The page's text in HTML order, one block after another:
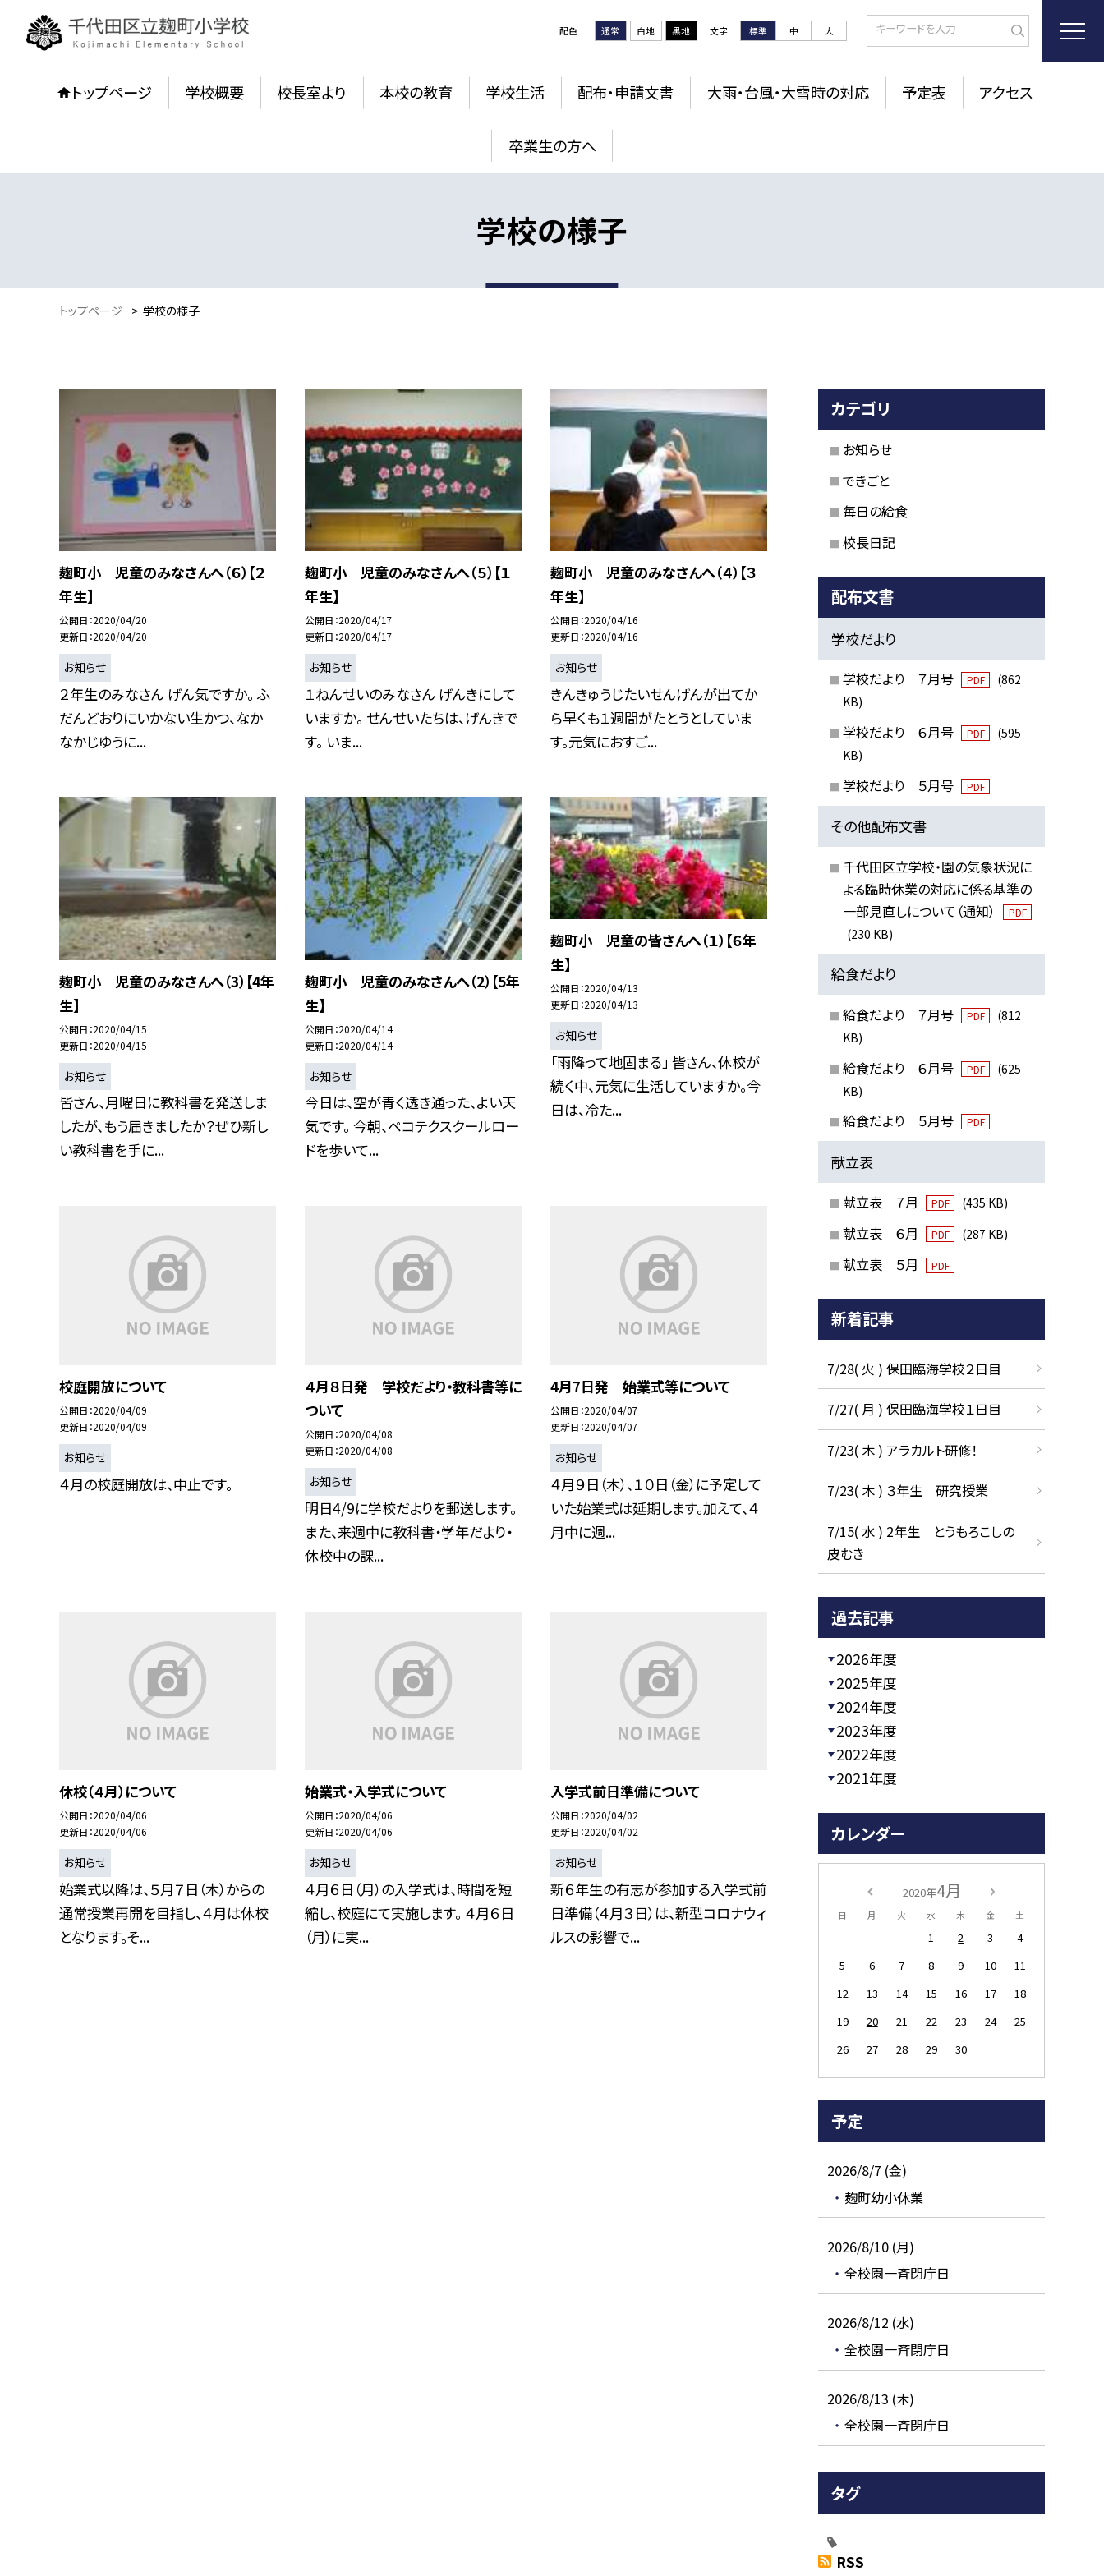
配色 通常 白地 黒地 文字 標準 中 大
トップページ 学校概要 校長室より 本校の教育 学校生活 配布・申請文書 大雨・台風・大雪時の対応 予定表 アクセス
卒業生の方へ
学校の様子
トップページ > 学校の様子
麹町小 児童のみなさんへ（６）【２
年生】
公開日 2020/04/20
更新日 2020/04/20
お知らせ
２年生のみなさん げん気ですか。 ふ
だんどおりにいかない生かつ、なか
なかじゆうに...
麹町小 児童のみなさんへ（５）【１
年生】
公開日 2020/04/17
更新日 2020/04/17
お知らせ
１ねんせいのみなさん げんきにして
いますか。 せんせいたちは、げんきで
す。 いま...
麹町小 児童のみなさんへ（４）【３
年生】
公開日 2020/04/16
更新日 2020/04/16
お知らせ
きんきゅうじたいせんげんが出てか
ら早くも１週間がたとうとしていま
す。元気におすご...
麹町小 児童のみなさんへ（3）【4年
生】
公開日 2020/04/15
更新日 2020/04/15
お知らせ
皆さん、月曜日に教科書を発送しま
したが、もう届きましたか？ぜひ新し
い教科書を手に...
麹町小 児童のみなさんへ（2）【5年
生】
公開日 2020/04/14
更新日 2020/04/14
お知らせ
今日は、空が青く透き通った、よい天
気です。 今朝、ペコテクスクールロー
ドを歩いて...
麹町小 児童の皆さんへ（１）【６年
生】
公開日 2020/04/13
更新日 2020/04/13
お知らせ
「雨降って地固まる」 皆さん、休校が
続く中、元気に生活していますか。今
日は、冷た...
校庭開放について
公開日 2020/04/09
更新日 2020/04/09
お知らせ
４月の校庭開放は、中止です。
４月８日発 学校だより・教科書等に
ついて
公開日 2020/04/08
更新日 2020/04/08
お知らせ
明日4/9に学校だよりを郵送します。
また、来週中に教科書・学年だより・
休校中の課...
4月7日発 始業式等について
公開日 2020/04/07
更新日 2020/04/07
お知らせ
４月９日（木）、１０日（金）に予定して
いた始業式は延期します。加えて、４
月中に週...
休校（４月）について
公開日 2020/04/06
更新日 2020/04/06
お知らせ
始業式以降は、５月７日（木）からの
通常授業再開を目指し、４月は休校
となります。そ...
始業式・入学式について
公開日 2020/04/06
更新日 2020/04/06
お知らせ
４月６日（月）の入学式は、時間を短
縮し、校庭にて実施します。 ４月６日
（月）に実...
入学式前日準備について
公開日 2020/04/02
更新日 2020/04/02
お知らせ
新６年生の有志が参加する入学式前
日準備（４月３日）は、新型コロナウィ
ルスの影響で...
カテゴリ
お知らせ
できごと
毎日の給食
校長日記
配布文書
学校だより
学校だより ７月号 PDF
(862
KB)
学校だより ６月号 PDF
(595
KB)
学校だより ５月号 PDF
その他配布文書
千代田区立学校・園の気象状況に
よる臨時休業の対応に係る基準の
一部見直しについて（通知）
PDF
(230 KB)
給食だより
給食だより ７月号 PDF
(812
KB)
給食だより ６月号 PDF
(625
KB)
給食だより ５月号 PDF
献立表
献立表 ７月 PDF (435 KB)
献立表 ６月 PDF (287 KB)
献立表 ５月 PDF
新着記事
7/28( 火 ) 保田臨海学校２日目
7/27( 月 ) 保田臨海学校１日目
7/23( 木 ) アラカルト研修！
7/23( 木 ) ３年生 研究授業
7/15( 水 ) 2年生 とうもろこしの
皮むき
過去記事
2026年度
2025年度
2024年度
2023年度
2022年度
2021年度
カレンダー
2020年4月
日 月 火 水 木 金 土
1 2 3
4
5
6 7 8 9 10
11
12
13 14 15 16 17
18
19
20 21 22 23 24
25
26
27 28 29 30
予定
2026/8/7 (金)
麹町幼小休業
2026/8/10 (月)
全校園一斉閉庁日
2026/8/12 (水)
全校園一斉閉庁日
2026/8/13 (木)
全校園一斉閉庁日
タグ
RSS